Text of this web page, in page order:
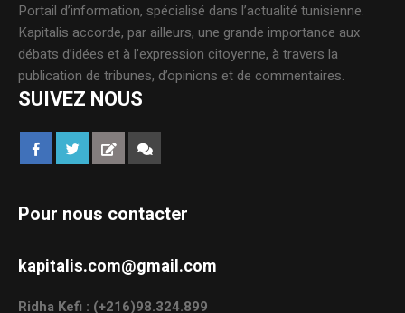
Portail d’information, spécialisé dans l’actualité tunisienne.
Kapitalis accorde, par ailleurs, une grande importance aux
débats d’idées et à l’expression citoyenne, à travers la
publication de tribunes, d’opinions et de commentaires.
SUIVEZ NOUS
Pour nous contacter
kapitalis.com@gmail.com
Ridha Kefi : (+216)98.324.899